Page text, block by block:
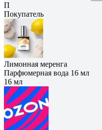
П
Покупатель
Лимонная меренга
Парфюмерная вода 16 мл
16 мл